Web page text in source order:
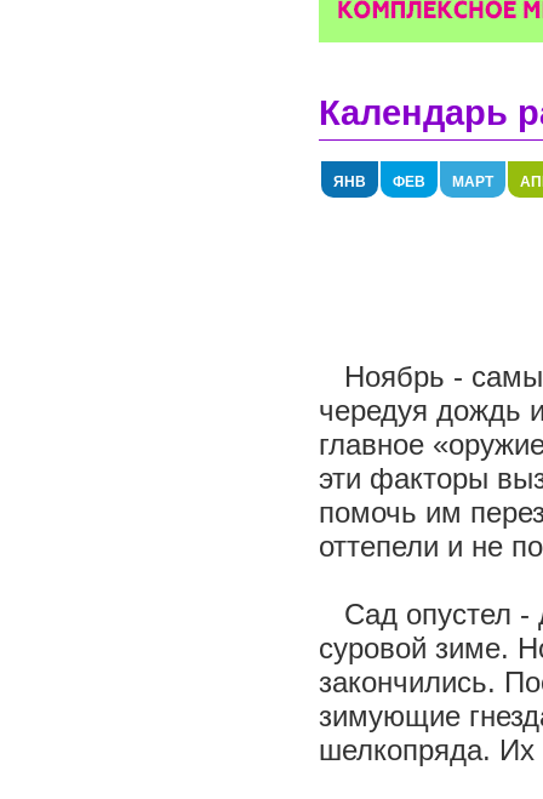
Календарь
ЯНВ ФЕВ МАРТ
Ноябрь -
чередуя дождь
главное
эти факторы
помочь им
оттепели и не
Сад опустел -
суровой зиме.
закончились.
зимующие
шелкопряда. Их